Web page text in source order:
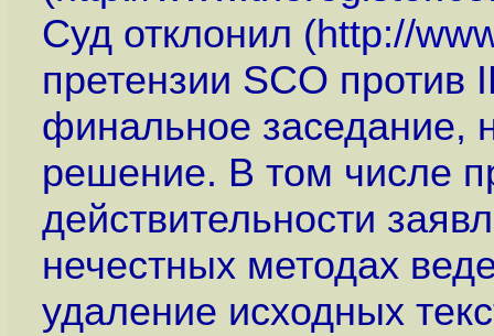
Суд отклонил (http://
претензии SCO
финальное заседание,
решение. В том числе
действительности
нечестных методах
удаление исходных